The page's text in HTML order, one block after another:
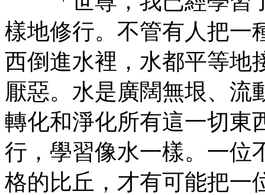
樣地修行。不管有人把一
西倒進水裡，水都平等地
厭惡。水是廣闊無垠、流
轉化和淨化所有這一切東
行，學習像水一樣。一位
格的比丘，才有可能把一